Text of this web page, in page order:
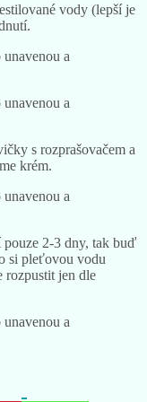
vody (lepší je
s rozprašovačem a
krém.
2-3 dny, tak buď
si pleťovou vodu
rozpustit jen dle